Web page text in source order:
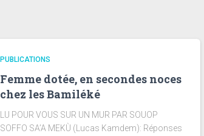
PUBLICATIONS
Femme dotée, en secondes noces
chez les Bamiléké
LU POUR VOUS SUR UN MUR PAR SOUOP
SOFFO SA’A MEKÙ (Lucas Kamdem): Réponses